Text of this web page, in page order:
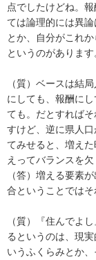
点でしたけどね。
ては論理的には異
とか、自分がこれ
というのがあります
（質）ベースは結
にしても、報酬に
ても。だとすれば
すけど、逆に県人
てみせると、増え
えってバランスを
（答）増える要素
合ということではそ
（質）『住んでよ
るというのは、現
いうふくらみとか